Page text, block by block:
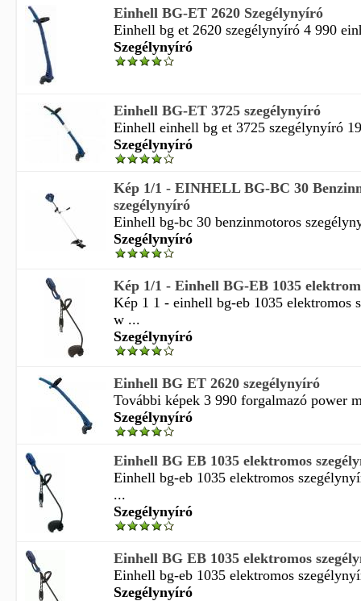
Einhell BG-ET 2620 Szegélynyíró
Einhell bg et 2620 szegélynyíró 4 990
Szegélynyíró
Einhell BG-ET 3725 szegélynyíró
Einhell einhell bg et 3725 szegélynyíró
Szegélynyíró
Kép 1/1 - EINHELL BG-BC 30
szegélynyíró
Einhell bg-bc 30 benzinmotoros
Szegélynyíró
Kép 1/1 - Einhell BG-EB 1035
Kép 1 1 - einhell bg-eb 1035 elektromos
w ...
Szegélynyíró
Einhell BG ET 2620 szegélynyíró
További képek 3 990 forgalmazó power
Szegélynyíró
Einhell BG EB 1035 elektromos
Einhell bg-eb 1035 elektromos
...
Szegélynyíró
Einhell BG EB 1035 elektromos
Einhell bg-eb 1035 elektromos
Szegélynyíró